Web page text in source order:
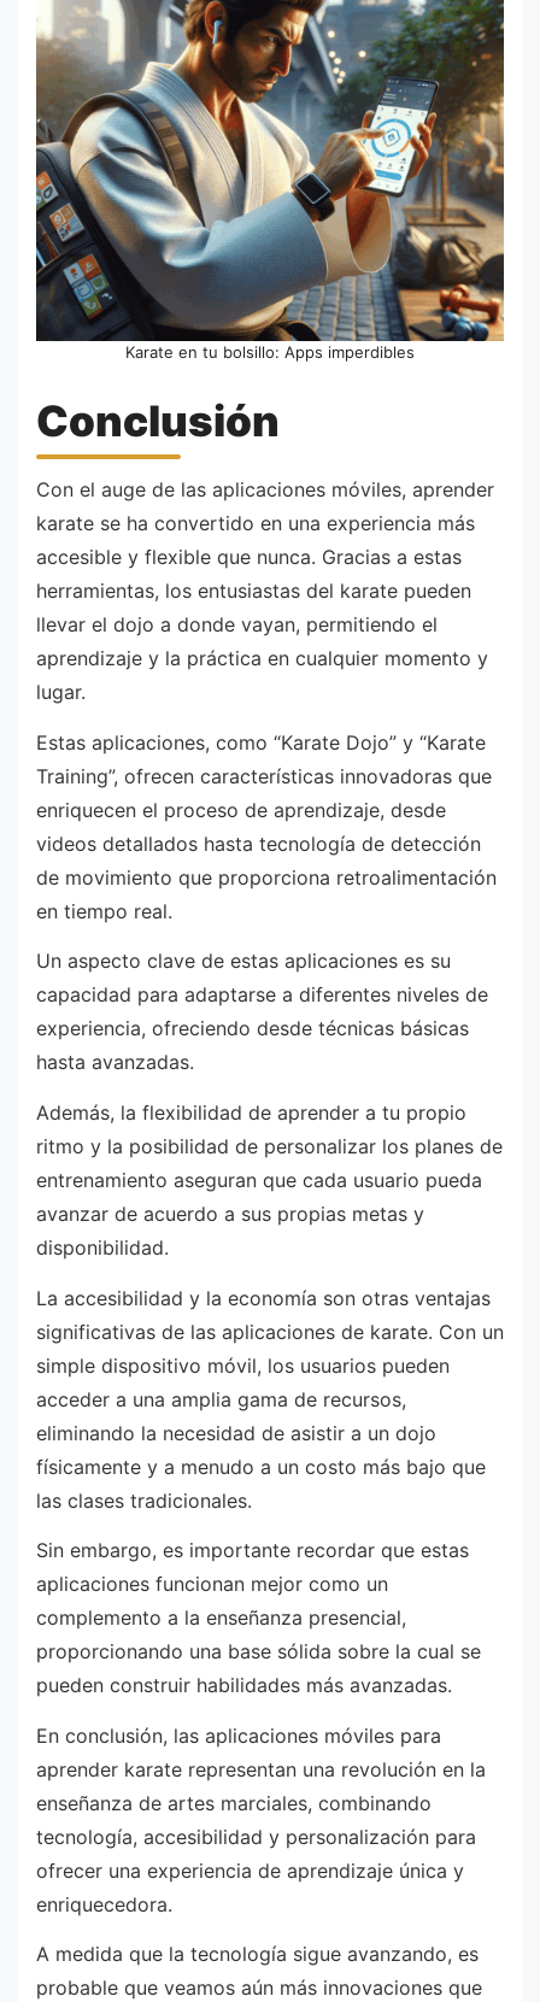
Karate en tu bolsillo: Apps imperdibles
Conclusión
Con el auge de las aplicaciones móviles, aprender
karate se ha convertido en una experiencia más
accesible y flexible que nunca. Gracias a estas
herramientas, los entusiastas del karate pueden
llevar el dojo a donde vayan, permitiendo el
aprendizaje y la práctica en cualquier momento y
lugar.
Estas aplicaciones, como “Karate Dojo” y “Karate
Training”, ofrecen características innovadoras que
enriquecen el proceso de aprendizaje, desde
videos detallados hasta tecnología de detección
de movimiento que proporciona retroalimentación
en tiempo real.
Un aspecto clave de estas aplicaciones es su
capacidad para adaptarse a diferentes niveles de
experiencia, ofreciendo desde técnicas básicas
hasta avanzadas.
Además, la flexibilidad de aprender a tu propio
ritmo y la posibilidad de personalizar los planes de
entrenamiento aseguran que cada usuario pueda
avanzar de acuerdo a sus propias metas y
disponibilidad.
La accesibilidad y la economía son otras ventajas
significativas de las aplicaciones de karate. Con un
simple dispositivo móvil, los usuarios pueden
acceder a una amplia gama de recursos,
eliminando la necesidad de asistir a un dojo
físicamente y a menudo a un costo más bajo que
las clases tradicionales.
Sin embargo, es importante recordar que estas
aplicaciones funcionan mejor como un
complemento a la enseñanza presencial,
proporcionando una base sólida sobre la cual se
pueden construir habilidades más avanzadas.
En conclusión, las aplicaciones móviles para
aprender karate representan una revolución en la
enseñanza de artes marciales, combinando
tecnología, accesibilidad y personalización para
ofrecer una experiencia de aprendizaje única y
enriquecedora.
A medida que la tecnología sigue avanzando, es
probable que veamos aún más innovaciones que